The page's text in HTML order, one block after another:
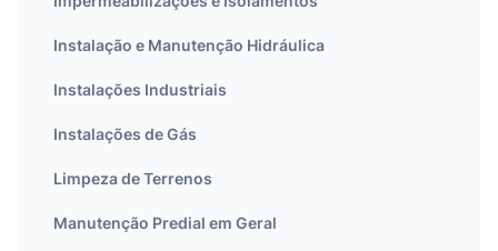
Instalação e Manutenção Hidráulica
Instalações Industriais
Instalações de Gás
Limpeza de Terrenos
Manutenção Predial em Geral